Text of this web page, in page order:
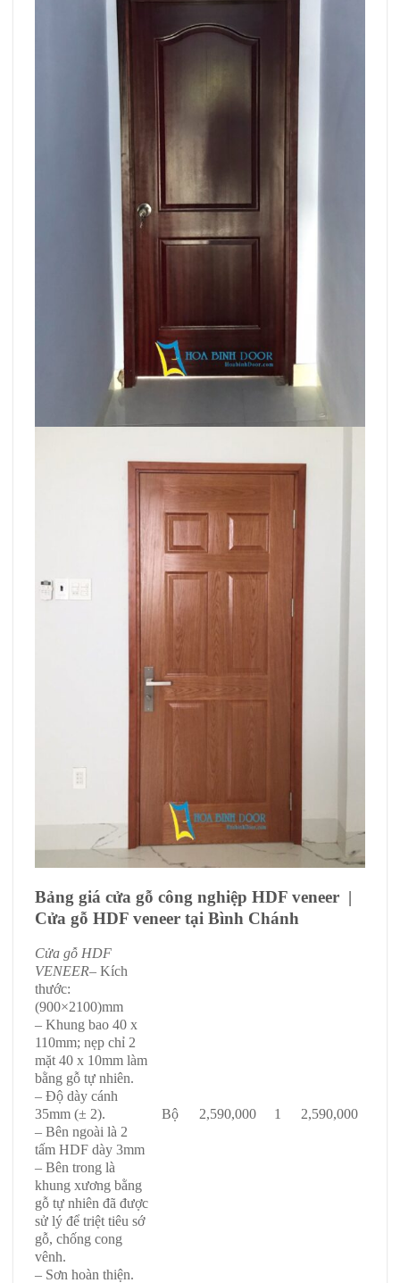
Bảng giá cửa gỗ công nghiệp HDF veneer |
Cửa gỗ HDF veneer tại Bình Chánh
Cửa gỗ HDF
VENEER– Kích
thước:
(900×2100)mm
– Khung bao 40 x
110mm; nẹp chỉ 2
mặt 40 x 10mm làm
bằng gỗ tự nhiên.
– Độ dày cánh
35mm (± 2).
– Bên ngoài là 2
tấm HDF dày 3mm
– Bên trong là
khung xương bằng
gỗ tự nhiên đã được
sử lý để triệt tiêu sớ
gỗ, chống cong
vênh.
– Sơn hoàn thiện.
Bộ 2,590,000 1 2,590,000